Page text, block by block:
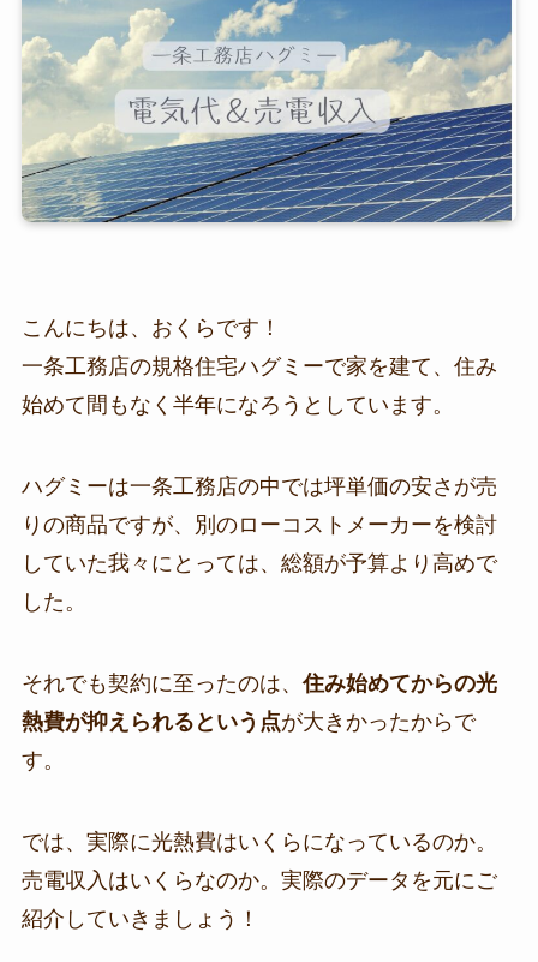
こんにちは、おくらです！
一条工務店の規格住宅ハグミーで家を建て、住み
始めて間もなく半年になろうとしています。
ハグミーは一条工務店の中では坪単価の安さが売
りの商品ですが、別のローコストメーカーを検討
していた我々にとっては、総額が予算より高めで
した。
それでも契約に至ったのは、住み始めてからの光
熱費が抑えられるという点が大きかったからで
す。
では、実際に光熱費はいくらになっているのか。
売電収入はいくらなのか。実際のデータを元にご
紹介していきましょう！